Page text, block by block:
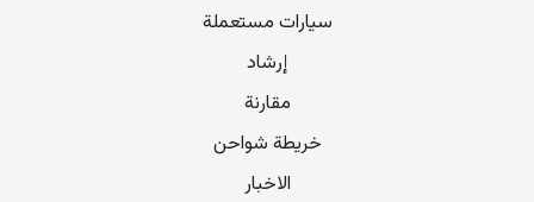
سيارات مستعملة
إرشاد
مقارنة
خريطة شواحن
الاخبار